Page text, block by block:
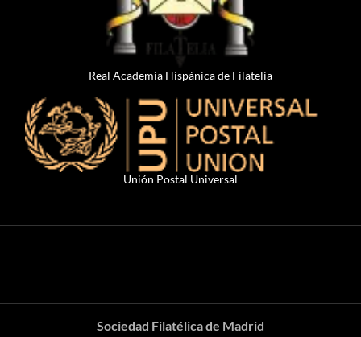
Real Academia Hispánica de Filatelia
Unión Postal Universal
Sociedad Filatélica de Madrid